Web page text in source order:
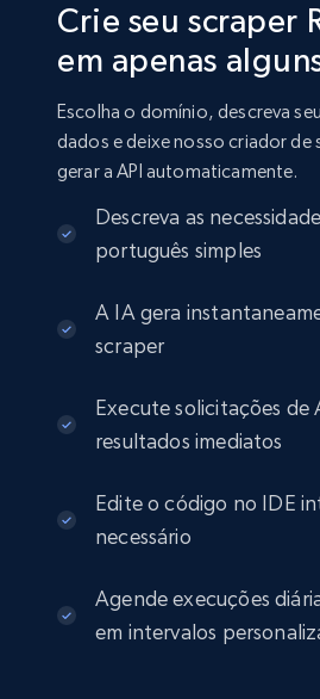
Crie seu scraper
em apenas
Escolha o domínio, descreva
dados e deixe nosso criador de
gerar a API automaticamente.
Descreva as
português simples
A IA gera
scraper
Execute solicitações de
resultados imediatos
Edite o código no IDE
necessário
Agende execuções
em intervalos